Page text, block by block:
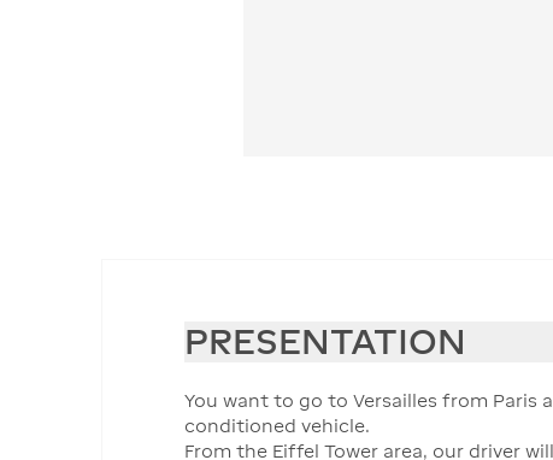
PRESENTATION
You want to go to Versailles from
conditioned vehicle.
From the Eiffel Tower area, our driver